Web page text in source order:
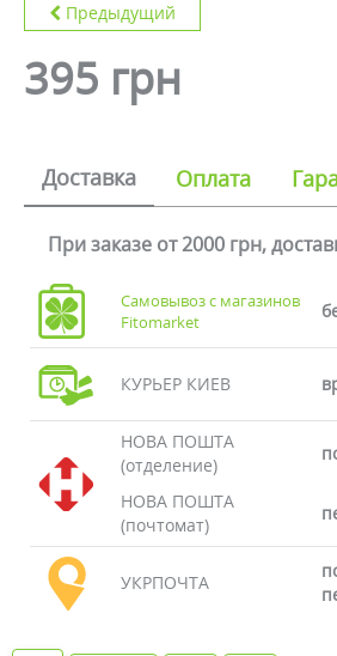
Предыдущий
395 грн
Доставка Оплата
При заказе от 2000 грн,
Самовывоз с магазинов
Fitomarket
КУРЬЕР КИЕВ
НОВА ПОШТА
(отделение)
НОВА ПОШТА
(почтомат)
УКРПОЧТА